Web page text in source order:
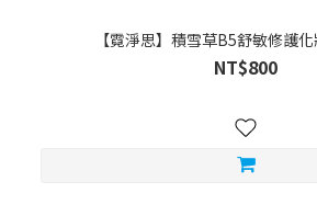
【霓淨思】積雪草B5舒敏修護
NT$800